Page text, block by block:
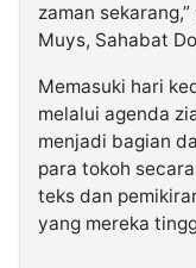
zaman
Muys, Sahabat
Memasuki hari
melalui agenda
menjadi bagian
para tokoh
teks dan
yang mereka